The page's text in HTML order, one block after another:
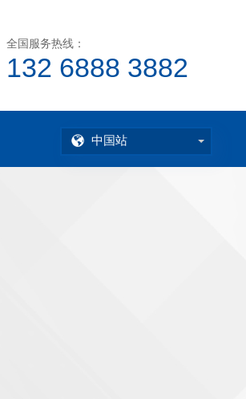
全国服务热线：
132 6888 3882
中国站